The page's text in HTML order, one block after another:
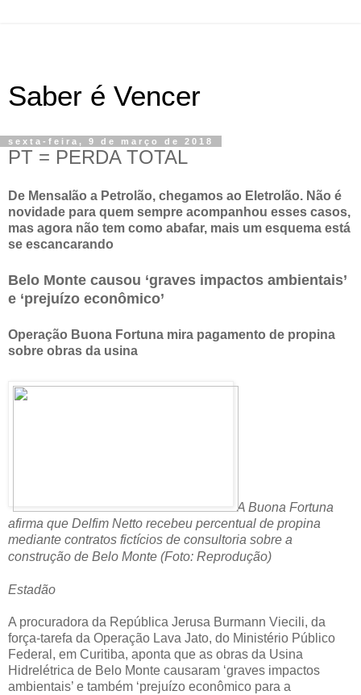
Saber é Vencer
sexta-feira, 9 de março de 2018
PT = PERDA TOTAL
De Mensalão a Petrolão, chegamos ao Eletrolão. Não é
novidade para quem sempre acompanhou esses casos,
mas agora não tem como abafar, mais um esquema está
se escancarando
Belo Monte causou ‘graves impactos ambientais’
e ‘prejuízo econômico’
Operação Buona Fortuna mira pagamento de propina
sobre obras da usina
A Buona Fortuna
afirma que Delfim Netto recebeu percentual de propina
mediante contratos fictícios de consultoria sobre a
construção de Belo Monte (Foto: Reprodução)
Estadão
A procuradora da República Jerusa Burmann Viecili, da
força-tarefa da Operação Lava Jato, do Ministério Público
Federal, em Curitiba, aponta que as obras da Usina
Hidrelétrica de Belo Monte causaram ‘graves impactos
ambientais’ e também ‘prejuízo econômico para a